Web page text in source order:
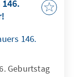
146.
Geburtstag